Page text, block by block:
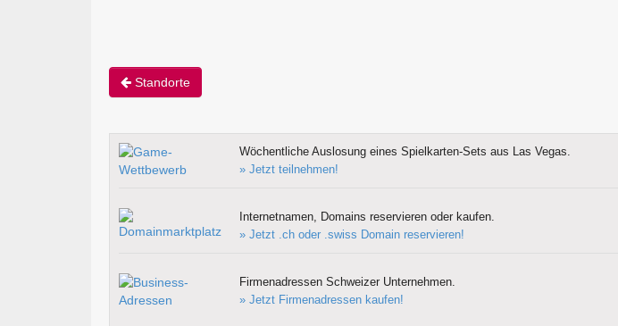
Standorte
Wöchentliche Auslosung eines Spielkarten-Sets aus Las Vegas.
» Jetzt teilnehmen!
Internetnamen, Domains reservieren oder kaufen.
» Jetzt .ch oder .swiss Domain reservieren!
Firmenadressen Schweizer Unternehmen.
» Jetzt Firmenadressen kaufen!